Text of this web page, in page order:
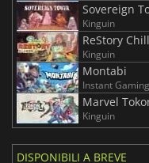
Sovereign
Kinguin
ReStory
Kinguin
Montabi
Instant Gaming
Marvel
Kinguin
DISPONIBILI A BREVE